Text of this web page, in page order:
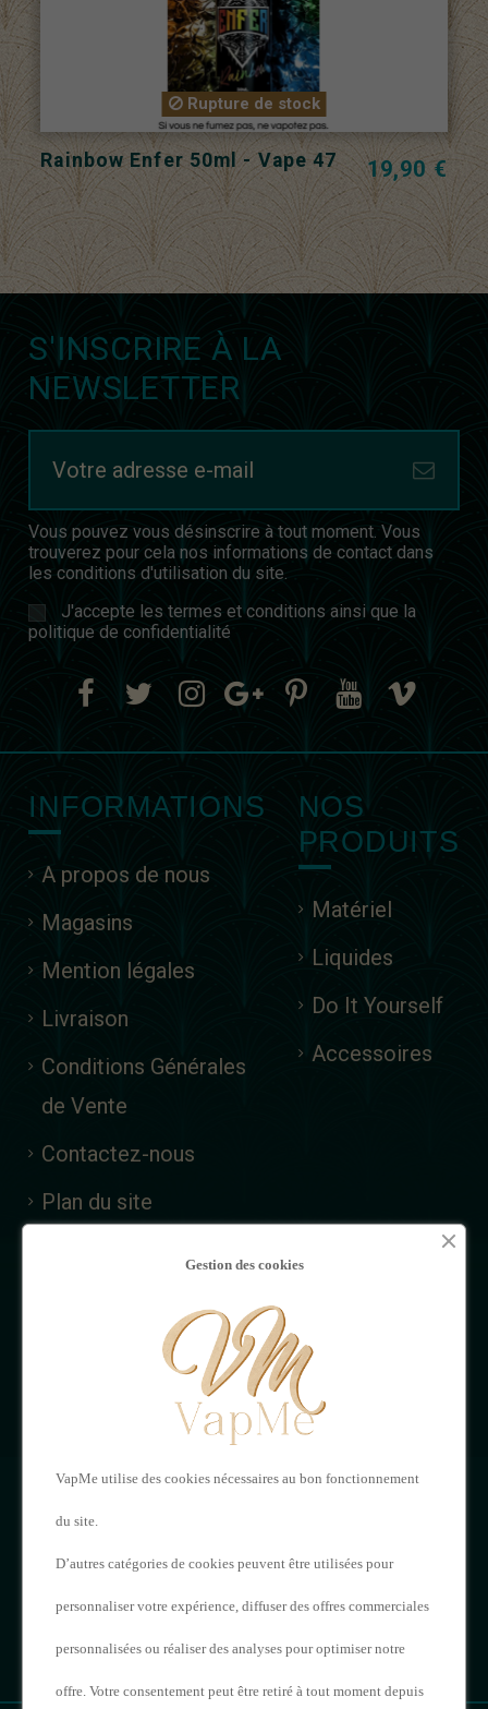
Rupture de stock
Rainbow Enfer 50ml - Vape 47 19,90 €
S'INSCRIRE À LA
NEWSLETTER
Vous pouvez vous désinscrire à tout moment. Vous
trouverez pour cela nos informations de contact dans
les conditions d'utilisation du site.
J'accepte les termes et conditions ainsi que la
politique de confidentialité
INFORMATIONS
A propos de nous
Magasins
Mention légales
Livraison
Conditions Générales
de Vente
Contactez-nous
Plan du site
NOS
PRODUITS
Matériel
Liquides
Do It Yourself
Accessoires
Mon compte
NOUS
VAPME
contact@vapme.com
Gestion des cookies
VapMe utilise des cookies nécessaires au bon fonctionnement
du site.
D’autres catégories de cookies peuvent être utilisées pour
personnaliser votre expérience, diffuser des offres commerciales
personnalisées ou réaliser des analyses pour optimiser notre
offre. Votre consentement peut être retiré à tout moment depuis